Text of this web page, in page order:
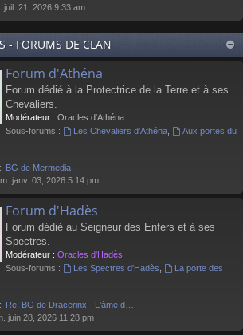
juil. 21, 2026 9:33 am
- FORUMS DE CLAN
Forum d'Athéna
Forum dédié à la Protectrice de la Terre et à ses
Chevaliers.
Modérateur : Oracles d'Athéna
Sous-forums :
Les Chevaliers d'Athéna,
Aux portes du
BG de Mermedia
janv. 03, 2026 5:14 pm
Forum d'Hadès
Forum dédié au Seigneur des Enfers et à ses
Spectres.
Modérateur : Oracles d'Hadès
Sous-forums :
Les Spectres d'Hadès
La porte des
Re: BG de Dracerinx - L'âme d…
juin 28, 2026 11:28 pm